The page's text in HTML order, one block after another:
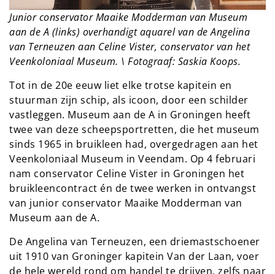
Junior conservator Maaike Modderman van Museum
aan de A (links) overhandigt aquarel van de Angelina
van Terneuzen aan Celine Vister, conservator van het
Veenkoloniaal Museum. \ Fotograaf: Saskia Koops.
Tot in de 20e eeuw liet elke trotse kapitein en
stuurman zijn schip, als icoon, door een schilder
vastleggen. Museum aan de A in Groningen heeft
twee van deze scheepsportretten, die het museum
sinds 1965 in bruikleen had, overgedragen aan het
Veenkoloniaal Museum in Veendam. Op 4 februari
nam conservator Celine Vister in Groningen het
bruikleencontract én de twee werken in ontvangst
van junior conservator Maaike Modderman van
Museum aan de A.
De Angelina van Terneuzen, een driemastschoener
uit 1910 van Groninger kapitein Van der Laan, voer
de hele wereld rond om handel te drijven, zelfs naar